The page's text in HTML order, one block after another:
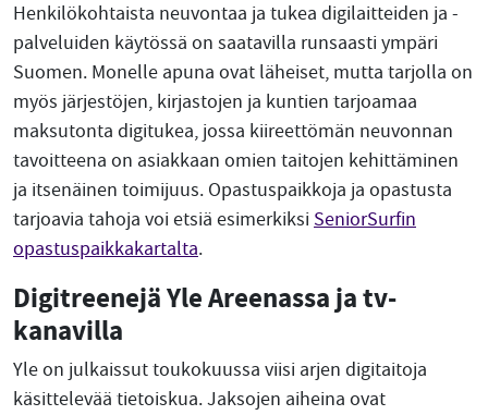
Henkilökohtaista neuvontaa ja tukea digilaitteiden ja -
palveluiden käytössä on saatavilla runsaasti ympäri
Suomen. Monelle apuna ovat läheiset, mutta tarjolla on
myös järjestöjen, kirjastojen ja kuntien tarjoamaa
maksutonta digitukea, jossa kiireettömän neuvonnan
tavoitteena on asiakkaan omien taitojen kehittäminen
ja itsenäinen toimijuus. Opastuspaikkoja ja opastusta
tarjoavia tahoja voi etsiä esimerkiksi SeniorSurfin
opastuspaikkakartalta.
Digitreenejä Yle Areenassa ja tv-
kanavilla
Yle on julkaissut toukokuussa viisi arjen digitaitoja
käsittelevää tietoiskua. Jaksojen aiheina ovat